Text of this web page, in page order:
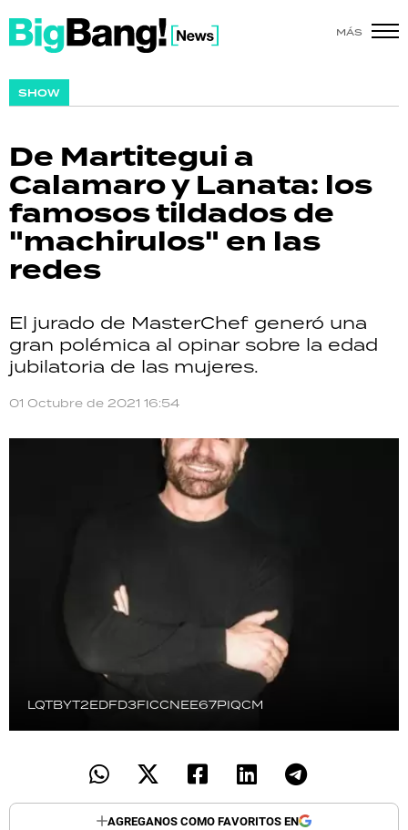
MÁS
SHOW
De Martitegui a
Calamaro y Lanata: los
famosos tildados de
"machirulos" en las
redes
El jurado de MasterChef generó una
gran polémica al opinar sobre la edad
jubilatoria de las mujeres.
01 Octubre de 2021 16:54
LQTBYT2EDFD3FICCNEE67PIQCM
AGREGANOS COMO FAVORITOS EN
SHOW
ACTUALIDAD
POLICIALES
ECONOMÍA
SALUD
DEPORTES
TECNOLOGÍA
HORÓSCOPO
Seguinos